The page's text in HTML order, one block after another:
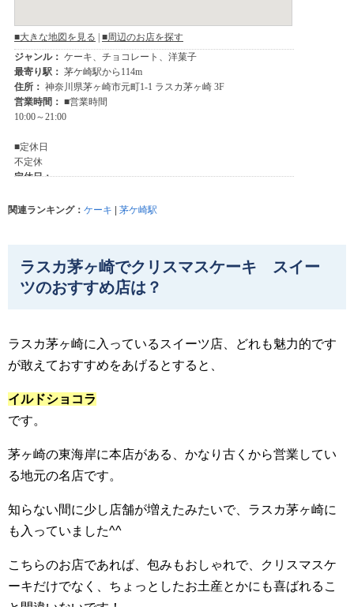
関連ランキング： ケーキ 茅ケ崎駅
ラスカ茅ヶ崎でクリスマスケーキ スイー
ツのおすすめ店は？
ラスカ茅ヶ崎に入っているスイーツ店、どれも魅力的です
が敢えておすすめをあげるとすると、
イルドショコラ
です。
茅ヶ崎の東海岸に本店がある、かなり古くから営業してい
る地元の名店です。
知らない間に少し店舗が増えたみたいで、ラスカ茅ヶ崎に
も入っていました^^
こちらのお店であれば、包みもおしゃれで、クリスマスケ
ーキだけでなく、ちょっとしたお土産とかにも喜ばれるこ